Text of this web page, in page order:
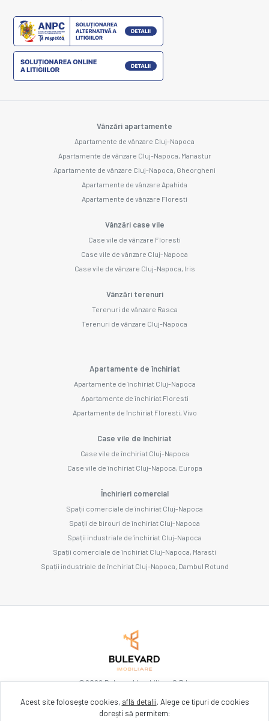
Vânzări apartamente
Apartamente de vânzare Cluj-Napoca
Apartamente de vânzare Cluj-Napoca, Manastur
Apartamente de vânzare Cluj-Napoca, Gheorgheni
Apartamente de vânzare Apahida
Apartamente de vânzare Floresti
Vânzări case vile
Case vile de vânzare Floresti
Case vile de vânzare Cluj-Napoca
Case vile de vânzare Cluj-Napoca, Iris
Vânzări terenuri
Terenuri de vânzare Rasca
Terenuri de vânzare Cluj-Napoca
Apartamente de închiriat
Apartamente de închiriat Cluj-Napoca
Apartamente de închiriat Floresti
Apartamente de închiriat Floresti, Vivo
Case vile de închiriat
Case vile de închiriat Cluj-Napoca
Case vile de închiriat Cluj-Napoca, Europa
Închirieri comercial
Spații comerciale de închiriat Cluj-Napoca
Spații de birouri de închiriat Cluj-Napoca
Spații industriale de închiriat Cluj-Napoca
Spații comerciale de închiriat Cluj-Napoca, Marasti
Spații industriale de închiriat Cluj-Napoca, Dambul Rotund
©2026Bulevard Imobiliare S.R.L.
Site creat în
Acest site folosește cookies, află detalii. Alege ce tipuri de cookies
dorești să permitem: